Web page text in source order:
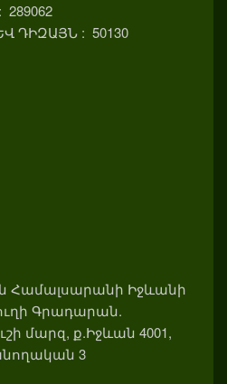
ԴԻԶԱՅՆ : 50130
Համալսարանի Իջևանի
Գրադարան.
մարզ, ք.Իջևան 4001,
3